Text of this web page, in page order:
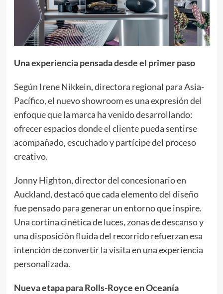
Una experiencia pensada desde el primer paso
Según Irene Nikkein, directora regional para Asia-
Pacífico, el nuevo showroom es una expresión del
enfoque que la marca ha venido desarrollando:
ofrecer espacios donde el cliente pueda sentirse
acompañado, escuchado y partícipe del proceso
creativo.
Jonny Highton, director del concesionario en
Auckland, destacó que cada elemento del diseño
fue pensado para generar un entorno que inspire.
Una cortina cinética de luces, zonas de descanso y
una disposición fluida del recorrido refuerzan esa
intención de convertir la visita en una experiencia
personalizada.
Nueva etapa para Rolls-Royce en Oceanía